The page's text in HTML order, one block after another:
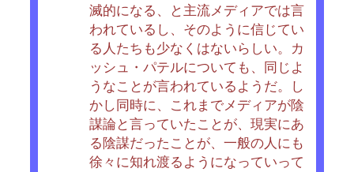
滅的になる、と主流メディアでは言
われているし、そのように信じてい
る人たちも少なくはないらしい。カ
ッシュ・パテルについても、同じよ
うなことが言われているようだ。し
かし同時に、これまでメディアが陰
謀論と言っていたことが、現実にあ
る陰謀だったことが、一般の人にも
徐々に知れ渡るようになっていって